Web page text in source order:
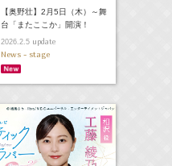
【奥野壮】2月5日（木）～舞
台「またここか」開演！
2026.2.5update
News - stage